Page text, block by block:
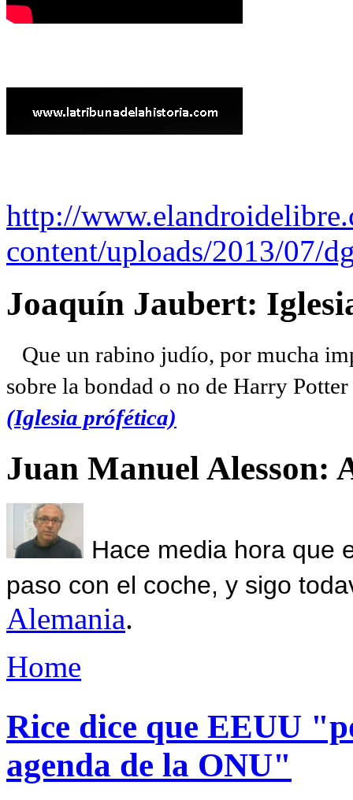
http://
content/uploads/2013/07/
Joaquín Jaubert:
Que un rabino judío, por mucha
sobre la bondad o no de Harry
(Iglesia prófética)
Juan Manuel Alesson:
Hace media hora que
paso con el coche, y sigo
Alemania.
Home
Rice dice que EEUU
agenda de la ONU"